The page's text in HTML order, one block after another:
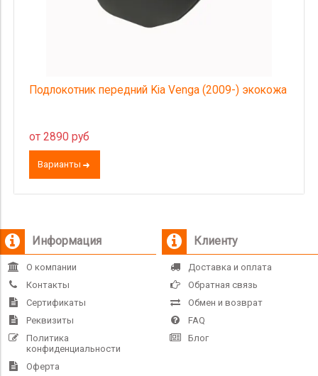
Подлокотник передний Kia Venga (2009-) экокожа
от 2890 руб
Варианты
Информация
О компании
Контакты
Сертификаты
Реквизиты
Политика
конфиденциальности
Оферта
Клиенту
Доставка и оплата
Обратная связь
Обмен и возврат
FAQ
Блог